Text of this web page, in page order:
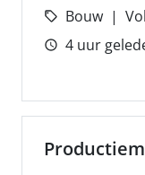
Bouw
4 uur